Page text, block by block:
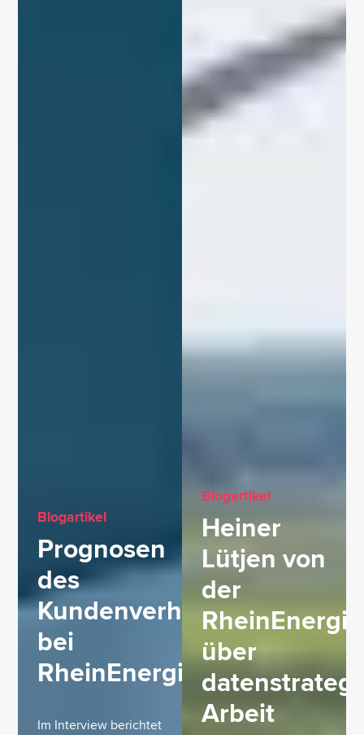
Blogartikel
Prognosen
des
Kundenverhaltens
bei
RheinEnergie
Im Interview berichtet
Blogartikel
Heiner
Lütjen von
der
RheinEnergie
über
Arbeit